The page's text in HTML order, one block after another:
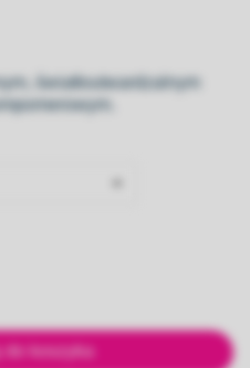
światłoutwardzalnym
do koszyka